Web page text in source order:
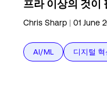
프라 이상의 것이
Chris Sharp | 01 June
AI/ML 디지털 혁